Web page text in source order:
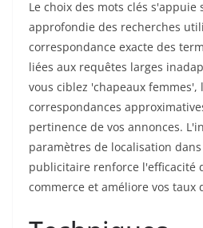
Le choix des mots clés s'appuie
approfondie des recherches
correspondance exacte des
liées aux requêtes larges
vous ciblez 'chapeaux femmes',
correspondances
pertinence de vos annonces.
paramètres de localisation
publicitaire renforce l'efficacité
commerce et améliore vos taux